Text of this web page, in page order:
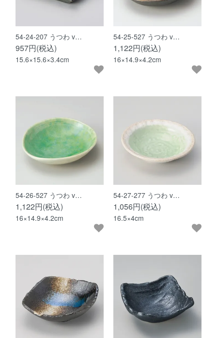
54-24-207 うつわ v…
957円(税込)
15.6×15.6×3.4cm
54-25-527 うつわ v…
1,122円(税込)
16×14.9×4.2cm
54-26-527 うつわ v…
1,122円(税込)
16×14.9×4.2cm
54-27-277 うつわ v…
1,056円(税込)
16.5×4cm